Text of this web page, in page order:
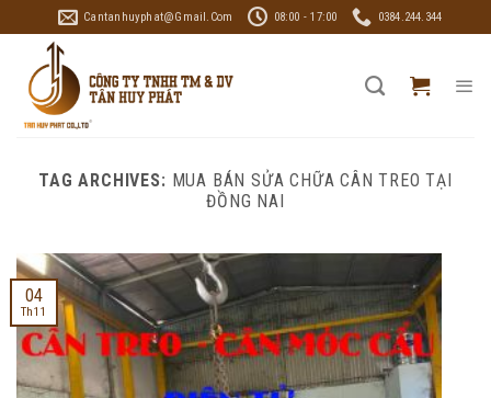
to
content
Cantanhuyphat@gmail.com 08:00 - 17:00 0384.244.344
TAG ARCHIVES: MUA BÁN SỬA CHỮA CÂN TREO TẠI
ĐỒNG NAI
04
Th11